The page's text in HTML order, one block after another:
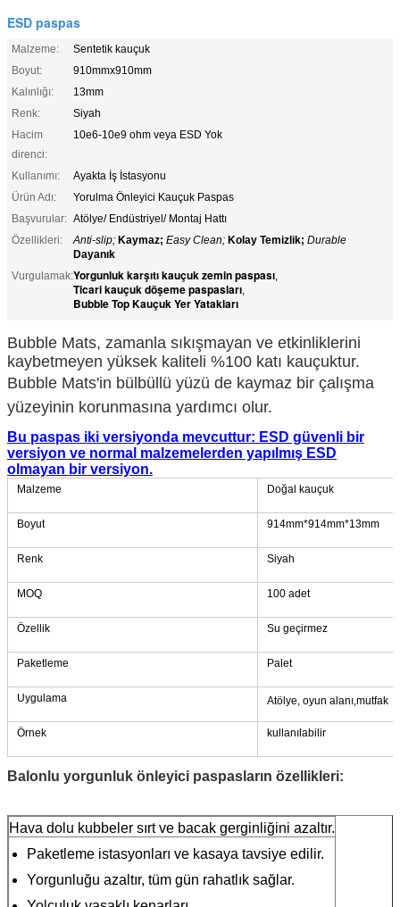
ESD paspas
Malzeme:
Sentetik kauçuk
Boyut:
910mmx910mm
Kalınlığı:
13mm
Renk:
Siyah
Hacim
direnci:
10e6-10e9 ohm veya ESD Yok
Kullanımı:
Ayakta İş İstasyonu
Ürün Adı:
Yorulma Önleyici Kauçuk Paspas
Başvurular: Atölye/ Endüstriyel/ Montaj Hattı
Özellikleri:
Anti-slip; Kaymaz; Easy Clean; Kolay Temizlik; Durable
Dayanık
Vurgulamak:Yorgunluk karşıtı kauçuk zemin paspası,
Ticari kauçuk döşeme paspasları,
Bubble Top Kauçuk Yer Yatakları
Bubble Mats, zamanla sıkışmayan ve etkinliklerini
kaybetmeyen yüksek kaliteli %100 katı kauçuktur.
Bubble Mats'in bülbüllü yüzü de kaymaz bir çalışma
yüzeyinin korunmasına yardımcı olur.
Bu paspas iki versiyonda mevcuttur: ESD güvenli bir
versiyon ve normal malzemelerden yapılmış ESD
olmayan bir versiyon.
Malzeme Doğal kauçuk
Boyut 914mm*914mm*13mm
Renk Siyah
MOQ 100 adet
Özellik Su geçirmez
Paketleme Palet
Uygulama Atölye, oyun alanı,mutfak
Örnek kullanılabilir
Balonlu yorgunluk önleyici paspasların özellikleri:
Hava dolu kubbeler sırt ve bacak gerginliğini azaltır.
Paketleme istasyonları ve kasaya tavsiye edilir.
Yorgunluğu azaltır, tüm gün rahatlık sağlar.